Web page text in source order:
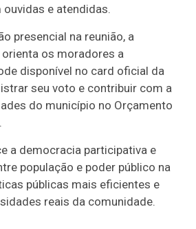
e atendidas.
presencial na reunião, a
os moradores a
disponível no card oficial da
seu voto e contribuir com a
do município no Orçamento
a democracia participativa e
população e poder público na
públicas mais eficientes e
reais da comunidade.